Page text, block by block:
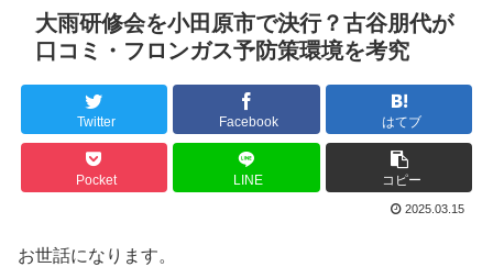
大雨研修会を小田原市で決行？古谷朋代が
口コミ・フロンガス予防策環境を考究
Twitter Facebook はてブ
Pocket LINE コピー
2025.03.15
お世話になります。